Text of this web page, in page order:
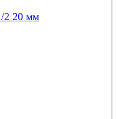
2 20 мм